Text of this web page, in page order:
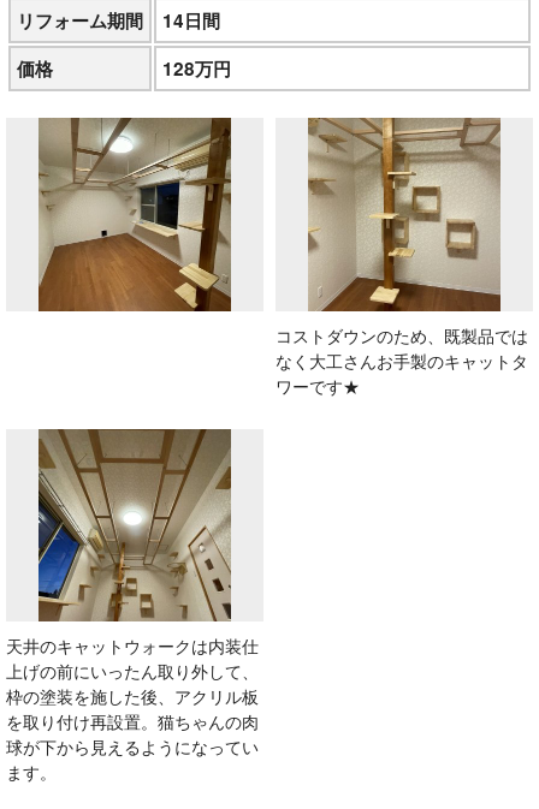
リフォーム期間
14日間
価格
128万円
コストダウンのため、既製品では
なく大工さんお手製のキャットタ
ワーです★
天井のキャットウォークは内装仕
上げの前にいったん取り外して、
枠の塗装を施した後、アクリル板
を取り付け再設置。猫ちゃんの肉
球が下から見えるようになってい
ます。